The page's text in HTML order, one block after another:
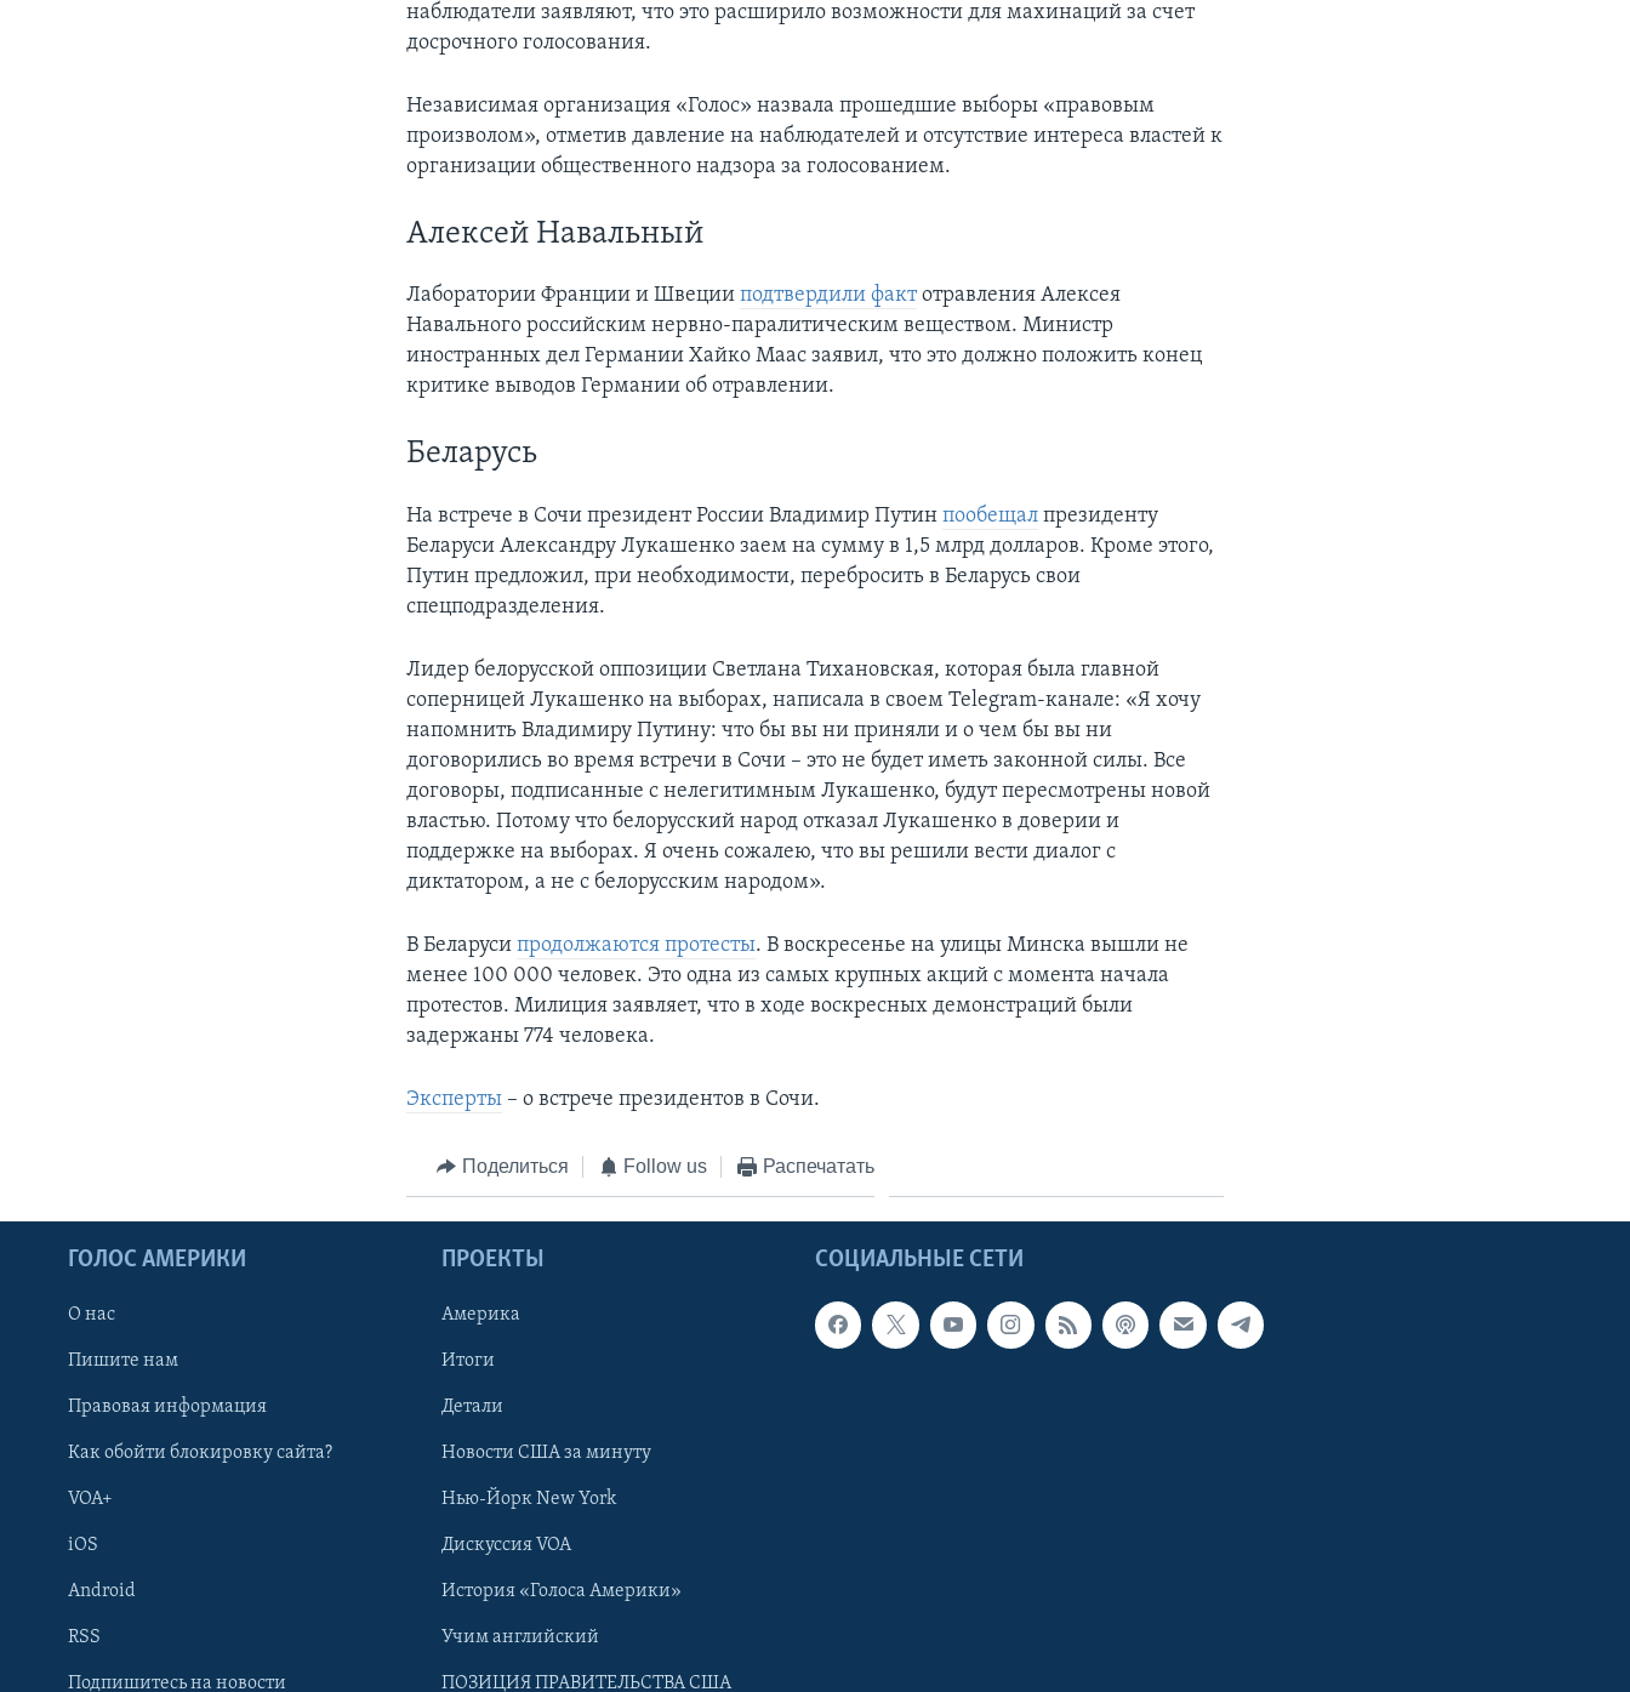
Learning English
наблюдатели заявляют, что это расширило возможности для махинаций за счет
досрочного голосования.
Независимая организация «Голос» назвала прошедшие выборы «правовым
произволом», отметив давление на наблюдателей и отсутствие интереса властей к
организации общественного надзора за голосованием.
Алексей Навальный
Лаборатории Франции и Швецииподтвердили фактотравления Алексея
Навального российским нервно-паралитическим веществом. Министр
иностранных дел Германии Хайко Маас заявил, что это должно положить конец
критике выводов Германии об отравлении.
Беларусь
На встрече в Сочи президент России Владимир Путинпообещал президенту
Беларуси Александру Лукашенко заем на сумму в 1,5 млрд долларов. Кроме этого,
Путин предложил, при необходимости, перебросить в Беларусь свои
спецподразделения.
Лидер белорусской оппозиции Светлана Тихановская, которая была главной
соперницей Лукашенко на выборах, написала в своем Telegram-канале: «Я хочу
напомнить Владимиру Путину: что бы вы ни приняли и о чем бы вы ни
договорились во время встречи в Сочи – это не будет иметь законной силы. Все
договоры, подписанные с нелегитимным Лукашенко, будут пересмотрены новой
властью. Потому что белорусский народ отказал Лукашенко в доверии и
поддержке на выборах. Я очень сожалею, что вы решили вести диалог с
диктатором, а не с белорусским народом».
В Беларусипродолжаются протесты. В воскресенье на улицы Минска вышли не
менее 100 000 человек. Это одна из самых крупных акций с момента начала
протестов. Милиция заявляет, что в ходе воскресных демонстраций были
задержаны 774 человека.
Эксперты – о встрече президентов в Сочи.
Поделиться Follow us Распечатать
СОЦИАЛЬНЫЕ СЕТИ
ГОЛОС АМЕРИКИ
О нас
Пишите нам
Правовая информация
Как обойти блокировку сайта?
VOA+
iOS
Android
RSS
Подпишитесь на новости
ПРОЕКТЫ
Америка
Итоги
Детали
Новости США за минуту
Нью-Йорк New York
Дискуссия VOA
История «Голоса Америки»
Учим английский
ПОЗИЦИЯ ПРАВИТЕЛЬСТВА США